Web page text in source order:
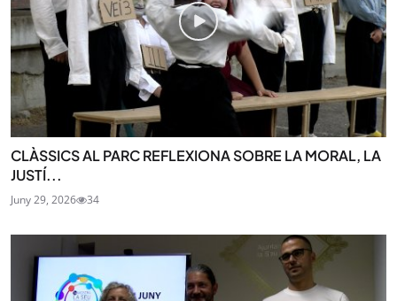
CLÀSSICS AL PARC REFLEXIONA SOBRE LA MORAL, LA
JUSTÍ...
Juny 29, 2026 34